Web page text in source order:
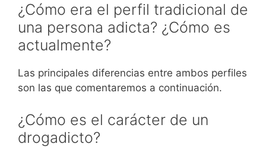
¿Cómo era el perfil tradicional de
una persona adicta? ¿Cómo es
actualmente?
Las principales diferencias entre ambos perfiles
son las que comentaremos a continuación.
¿Cómo es el carácter de un
drogadicto?